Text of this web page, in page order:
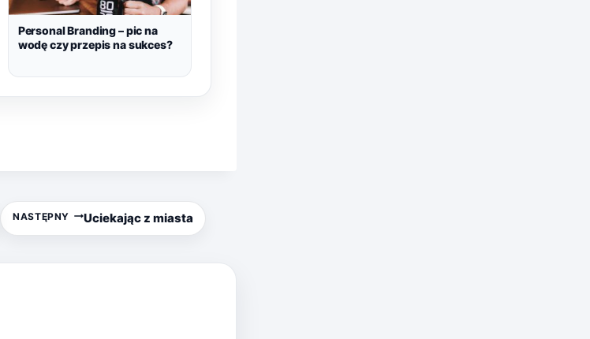
Personal Branding – pic na
wodę czy przepis na sukces?
NASTĘPNY Uciekając z miasta